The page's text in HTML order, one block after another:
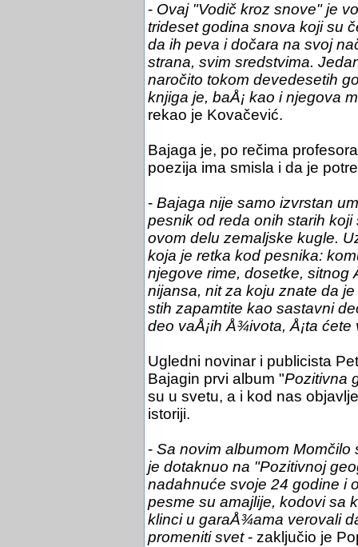
- Ovaj "Vodič kroz snove" je
trideset godina snova koji su
da ih peva i dočara na svoj
strana, svim sredstvima.
naročito tokom devedesetih
knjiga je, baÅ¡ kao i njegova
rekao je Kovačević.
Bajaga je, po rečima
poezija ima smisla i da je
- Bajaga nije samo izvrstan
pesnik od reda onih starih
ovom delu zemaljske kugle.
koja je retka kod pesnika:
njegove rime, dosetke, sitnog
nijansa, nit za koju znate da
stih zapamtite kao sastavni
deo vaÅ¡ih Å¾ivota, Å¡ta ćete
Ugledni novinar i publicista
Bajagin prvi album "Pozitivna
su u svetu, a i kod nas
istoriji.
- Sa novim albumom
je dotaknuo na "Pozitivnoj
nadahnuće svoje 24 godine i
pesme su amajlije, kodovi sa
klinci u garaÅ¾ama verovali
promeniti svet- zaključio je